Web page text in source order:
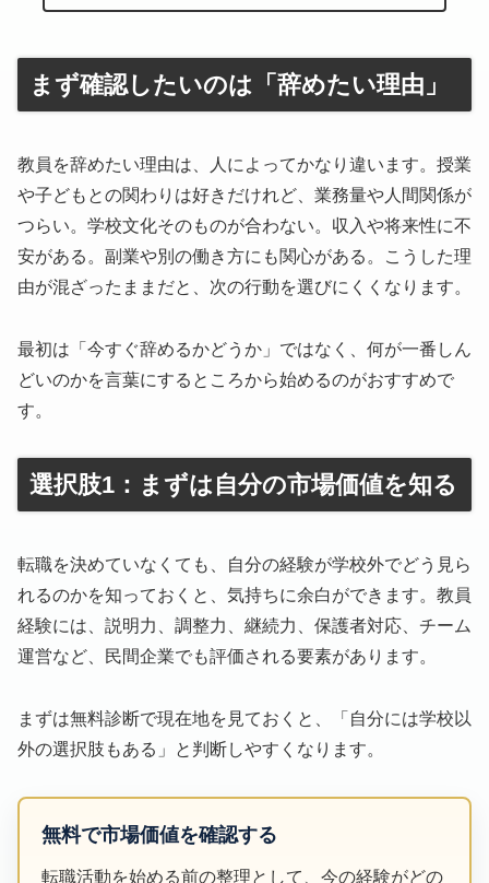
まず確認したいのは「辞めたい理由」
教員を辞めたい理由は、人によってかなり違います。授業
や子どもとの関わりは好きだけれど、業務量や人間関係が
つらい。学校文化そのものが合わない。収入や将来性に不
安がある。副業や別の働き方にも関心がある。こうした理
由が混ざったままだと、次の行動を選びにくくなります。
最初は「今すぐ辞めるかどうか」ではなく、何が一番しん
どいのかを言葉にするところから始めるのがおすすめで
す。
選択肢1：まずは自分の市場価値を知る
転職を決めていなくても、自分の経験が学校外でどう見ら
れるのかを知っておくと、気持ちに余白ができます。教員
経験には、説明力、調整力、継続力、保護者対応、チーム
運営など、民間企業でも評価される要素があります。
まずは無料診断で現在地を見ておくと、「自分には学校以
外の選択肢もある」と判断しやすくなります。
無料で市場価値を確認する
転職活動を始める前の整理として、今の経験がどの